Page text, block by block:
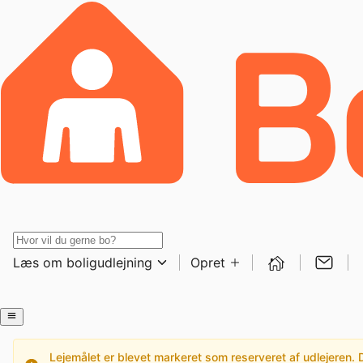
Læs om boligudlejning Opret
Lejemålet er blevet markeret som reserveret af